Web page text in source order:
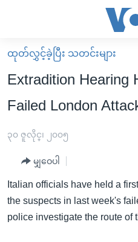
လွယ်ကူ
စေ
သည့်
များ
ကြည့်
မူလစာမျက်နှာ
မြန်မာ
ကမ္ဘာ့သတင်းများ
နိုင်ငံတကာ
ဗွီဒီယို
ရပ်ဝန်းတခု လမ်းတခု အလွန်
အမေရိကန်သုံးအီဒီယံ
အပတ်စဉ်ကဏ္ဍများ
ထုတ်လွှင့်ခဲ့ပြီး သတင်းများ
Extradition Hearing
Failed London
၃၀ ဇူလိုင္၊ ၂၀၀၅
မျှဝေပါ
Italian officials have held a
the suspects in last week's
police investigate the route of